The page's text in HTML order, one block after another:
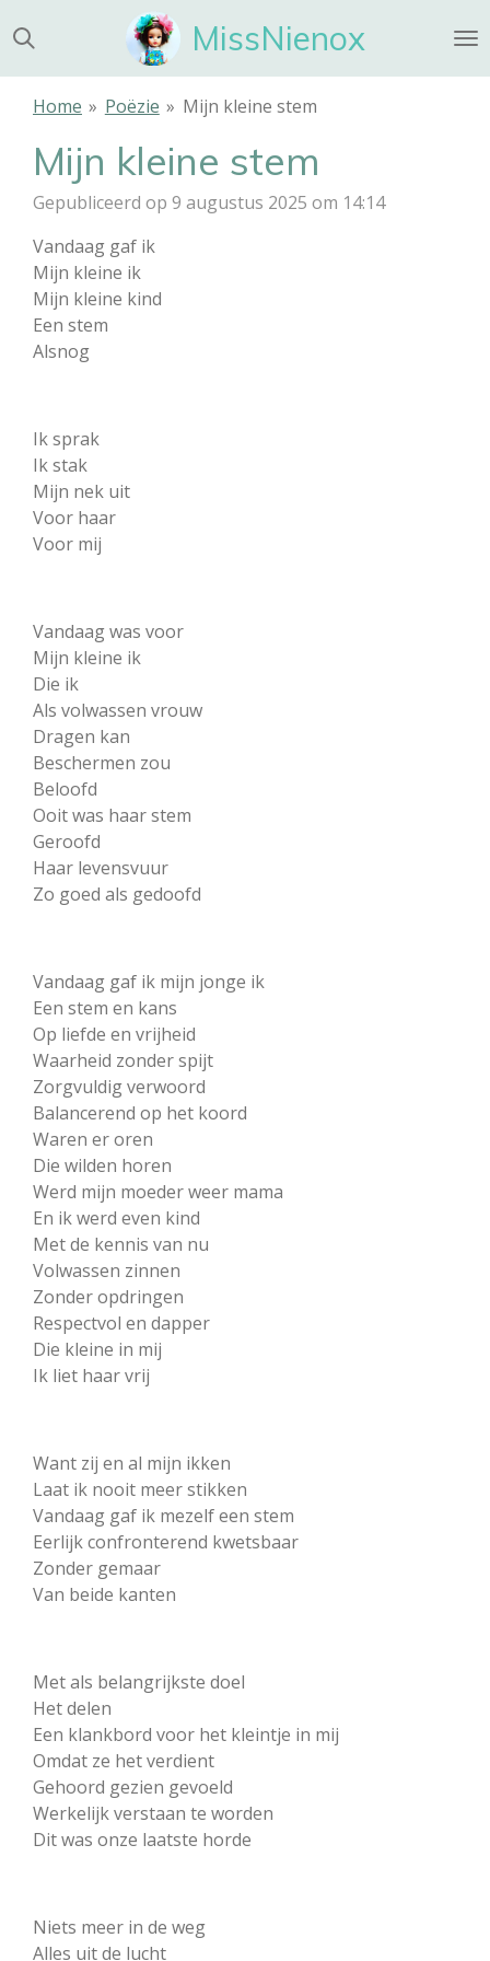
direct
naar
MissNienox
Home » Poëzie » Mijn kleine stem
Mijn kleine stem
Gepubliceerd op 9 augustus 2025 om 14:14
Vandaag gaf ik
Mijn kleine ik
Mijn kleine kind
Een stem
Alsnog
Ik sprak
Ik stak
Mijn nek uit
Voor haar
Voor mij
Vandaag was voor
Mijn kleine ik
Die ik
Als volwassen vrouw
Dragen kan
Beschermen zou
Beloofd
Ooit was haar stem
Geroofd
Haar levensvuur
Zo goed als gedoofd
Vandaag gaf ik mijn jonge ik
Een stem en kans
Op liefde en vrijheid
Waarheid zonder spijt
Zorgvuldig verwoord
Balancerend op het koord
Waren er oren
Die wilden horen
Werd mijn moeder weer mama
En ik werd even kind
Met de kennis van nu
Volwassen zinnen
Zonder opdringen
Respectvol en dapper
Die kleine in mij
Ik liet haar vrij
Want zij en al mijn ikken
Laat ik nooit meer stikken
Vandaag gaf ik mezelf een stem
Eerlijk confronterend kwetsbaar
Zonder gemaar
Van beide kanten
Met als belangrijkste doel
Het delen
Een klankbord voor het kleintje in mij
Omdat ze het verdient
Gehoord gezien gevoeld
Werkelijk verstaan te worden
Dit was onze laatste horde
Niets meer in de weg
Alles uit de lucht